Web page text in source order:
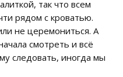
так что всем
рядом с кроватью.
не церемониться. А
смотреть и всё
следовать, иногда мы